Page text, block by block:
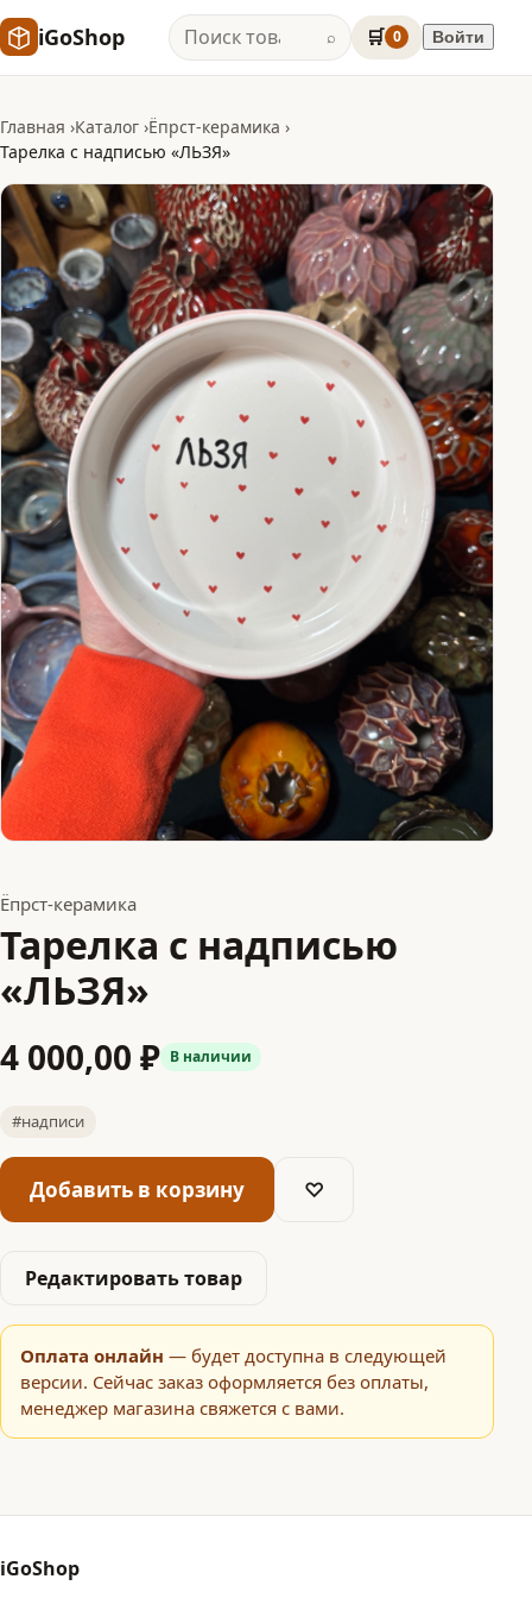
iGoShop ⌕ 🛒 0 Войти
Главная Каталог Ёпрст-керамика
Тарелка с надписью «ЛЬЗЯ»
Ёпрст-керамика
Тарелка с надписью
«ЛЬЗЯ»
4 000,00 ₽ В наличии
#надписи
Добавить в корзину ♡
Редактировать товар
Оплата онлайн — будет доступна в следующей
версии. Сейчас заказ оформляется без оплаты,
менеджер магазина свяжется с вами.
iGoShop